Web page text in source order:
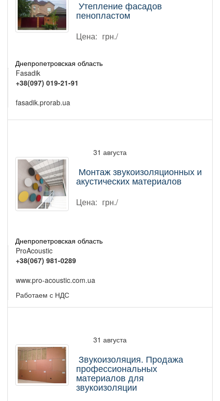
Утепление фасадов
пенопластом
Цена: грн./
Днепропетровская область
Fasadik
+38(097) 019-21-91
fasadik.prorab.ua
31 августа
Монтаж звукоизоляционных и
акустических материалов
Цена: грн./
Днепропетровская область
ProAcoustic
+38(067) 981-0289
www.pro-acoustic.com.ua
Работаем с НДС
31 августа
Звукоизоляция. Продажа
профессиональных
материалов для
звукоизоляции